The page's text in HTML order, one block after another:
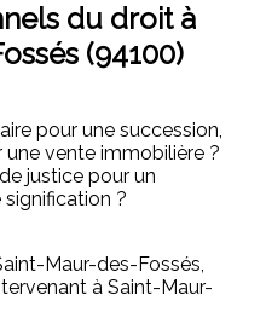
du droit à
(94100)
pour une succession,
vente immobilière ?
justice pour un
?
Maur-des-Fossés,
à Saint-Maur-